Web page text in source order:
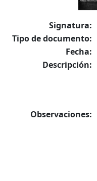
Signatura:
Tipo de documento:
Fecha:
Descripción:
Observaciones: